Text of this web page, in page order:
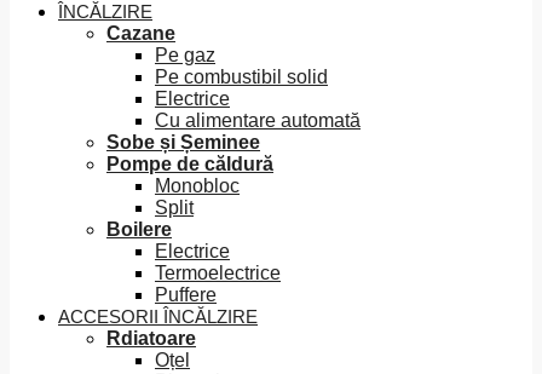
ÎNCĂLZIRE
Cazane
Pe gaz
Pe combustibil solid
Electrice
Cu alimentare automată
Sobe și Șeminee
Pompe de căldură
Monobloc
Split
Boilere
Electrice
Termoelectrice
Puffere
ACCESORII ÎNCĂLZIRE
Rdiatoare
Oțel